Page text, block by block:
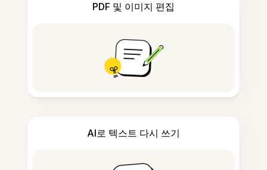
PDF 및 이미지 편집
AI로 텍스트 다시 쓰기